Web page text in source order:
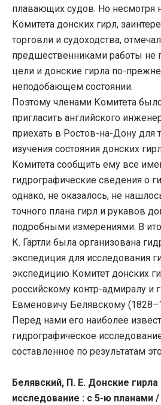
плавающих судов. Но несмотря
Комитета донских гирл,
торговли и судоходства,
предшественниками работы не
цели и донские гирла по-
неподобающем состоянии.
Поэтому членами Комитета
пригласить английского
приехать в Ростов-на-Дону для
изучения состояния донских
Комитета сообщить ему все
гидрографические сведения о
однако, не оказалось, не
точного плана гирл и рукавов
подробными измерениями. В
К. Гартли была организована
экспедиция для исследования
экспедицию Комитет донских
российскому контр-адмиралу и
Евменовичу Белявскому
Перед нами его наиболее
гидрографическое
составленное по результатам
Белявский, П. Е. Донские
исследование : с 5-ю планами